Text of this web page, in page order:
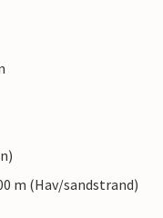
m (Hav/sandstrand)